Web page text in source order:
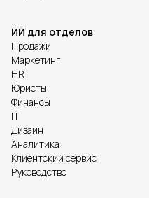
ИИ для отделов
Продажи
Маркетинг
HR
Юристы
Финансы
IT
Дизайн
Аналитика
Клиентский сервис
Руководство